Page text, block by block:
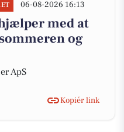
06-08-2026 16:13
med at
og
ApS
Kopiér link